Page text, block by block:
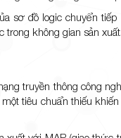
sơ đồ logic chuyển tiếp
không gian sản xuất.
truyền thông công
tiêu chuẩn thiếu